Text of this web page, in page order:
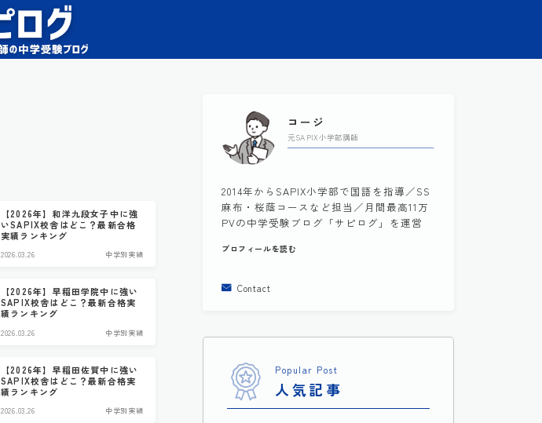
【2026年】和洋九段女子中に強
いSAPIX校舎はどこ？最新合格
実績ランキング
2026.03.26 中学別実績
【2026年】早稲田学院中に強い
SAPIX校舎はどこ？最新合格実
績ランキング
2026.03.26 中学別実績
【2026年】早稲田佐賀中に強い
SAPIX校舎はどこ？最新合格実
績ランキング
2026.03.26 中学別実績
コージ
元SAPIX小学部講師
2014年からSAPIX小学部で国語を指導／SS
麻布・桜蔭コースなど担当／月間最高11万
PVの中学受験ブログ「サピログ」を運営
プロフィールを読む
Contact
Popular Post
人気記事